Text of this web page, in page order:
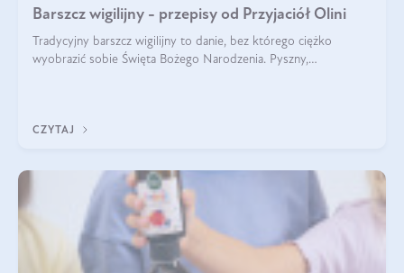
Barszcz wigilijny - przepisy od Przyjaciół Olini
Tradycyjny barszcz wigilijny to danie, bez którego ciężko
wyobrazić sobie Święta Bożego Narodzenia. Pyszny,
CZYTAJ